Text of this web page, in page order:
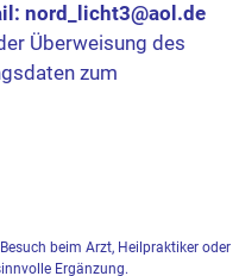
nord­_licht3@aol.de
Überweisung des
zum
beim Arzt, Heilpraktiker oder
Ergänzung.